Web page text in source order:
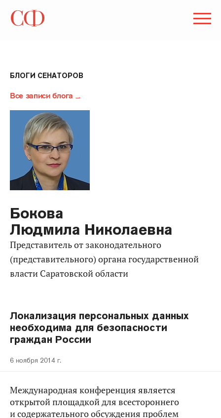
БЛОГИ СЕНАТОРОВ
Все записи блога
Бокова
Людмила Николаевна
представитель от законодательного
(представительного) органа государственной
власти Саратовской области
Локализация персональных данных
необходима для безопасности
граждан России
6 ноября 2014 г.
Международная конференция является
открытой площадкой для всестороннего
и содержательного обсуждения проблем